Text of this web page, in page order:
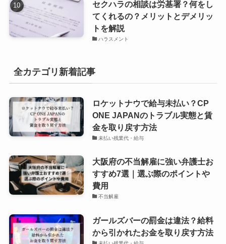
セクハラの相談は労基署？何をし
てくれるの？メリットとデメリッ
トを解説
ハラスメント
全カテゴリ新着記事
ロケットナウで給与未払い？CP
ONE JAPANのトラブル実態と賃
金を取り戻す方法
未払い残業代・給与
大阪府の不当解雇に強い弁護士お
すすめ7選｜選ぶ際のポイントや
費用
不当解雇
ガールズバーの罰金は違法？給料
から引かれたお金を取り戻す方法